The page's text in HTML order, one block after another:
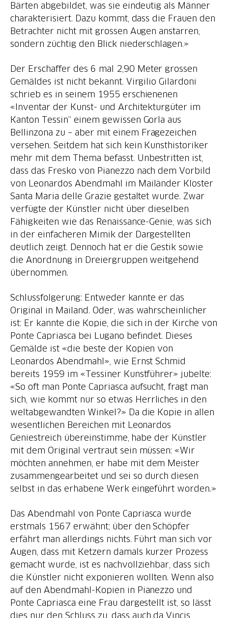
Bärten abgebildet, was sie eindeutig als Männer
charakterisiert. Dazu kommt, dass die Frauen den
Betrachter nicht mit grossen Augen anstarren,
sondern züchtig den Blick niederschlagen.»
Der Erschaffer des 6 mal 2,90 Meter grossen
Gemäldes ist nicht bekannt. Virgilio Gilardoni
schrieb es in seinem 1955 erschienenen
«Inventar der Kunst- und Architekturgüter im
Kanton Tessin“ einem gewissen Gorla aus
Bellinzona zu – aber mit einem Fragezeichen
versehen. Seitdem hat sich kein Kunsthistoriker
mehr mit dem Thema befasst. Unbestritten ist,
dass das Fresko von Pianezzo nach dem Vorbild
von Leonardos Abendmahl im Mailänder Kloster
Santa Maria delle Grazie gestaltet wurde. Zwar
verfügte der Künstler nicht über dieselben
Fähigkeiten wie das Renaissance-Genie, was sich
in der einfacheren Mimik der Dargestellten
deutlich zeigt. Dennoch hat er die Gestik sowie
die Anordnung in Dreiergruppen weitgehend
übernommen.
Schlussfolgerung: Entweder kannte er das
Original in Mailand. Oder, was wahrscheinlicher
ist: Er kannte die Kopie, die sich in der Kirche von
Ponte Capriasca bei Lugano befindet. Dieses
Gemälde ist «die beste der Kopien von
Leonardos Abendmahl», wie Ernst Schmid
bereits 1959 im «Tessiner Kunstführer» jubelte:
«So oft man Ponte Capriasca aufsucht, fragt man
sich, wie kommt nur so etwas Herrliches in den
weltabgewandten Winkel?» Da die Kopie in allen
wesentlichen Bereichen mit Leonardos
Geniestreich übereinstimme, habe der Künstler
mit dem Original vertraut sein müssen: «Wir
möchten annehmen, er habe mit dem Meister
zusammengearbeitet und sei so durch diesen
selbst in das erhabene Werk eingeführt worden.»
Das Abendmahl von Ponte Capriasca wurde
erstmals 1567 erwähnt; über den Schöpfer
erfährt man allerdings nichts. Führt man sich vor
Augen, dass mit Ketzern damals kurzer Prozess
gemacht wurde, ist es nachvollziehbar, dass sich
die Künstler nicht exponieren wollten. Wenn also
auf den Abendmahl-Kopien in Pianezzo und
Ponte Capriasca eine Frau dargestellt ist, so lässt
dies nur den Schluss zu, dass auch da Vincis